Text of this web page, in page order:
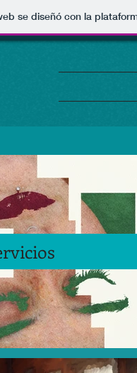
se diseñó con la